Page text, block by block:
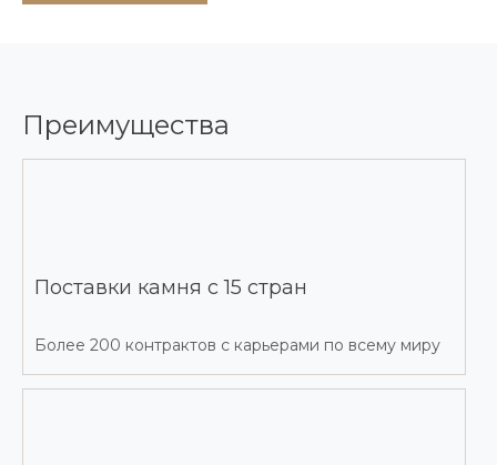
Преимущества
Поставки камня с 15 стран
Более 200 контрактов с карьерами по всему миру